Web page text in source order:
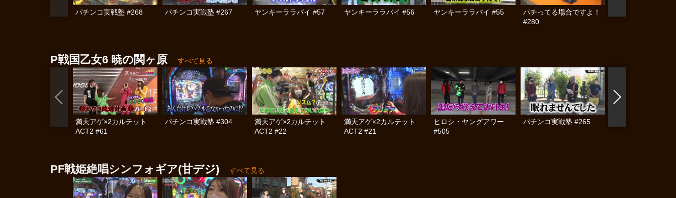
パチンコ実戦塾 #268 パチンコ実戦塾 #267 ヤンキーララバイ #57 ヤンキーララバイ #56 ヤンキーララバイ #55
パチってる場合ですよ！
#280
P戦国乙女6 暁の関ヶ原 すべて見る
満天アゲ×2カルテット
ACT2 #61
パチンコ実戦塾 #304
満天アゲ×2カルテット
ACT2 #22
満天アゲ×2カルテット
ACT2 #21
ヒロシ・ヤングアワー
#505
パチンコ実戦塾 #265
PF戦姫絶唱シンフォギア(甘デジ) すべて見る